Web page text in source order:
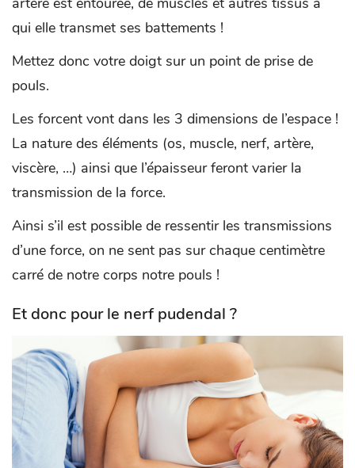
qui elle transmet ses battements !
Mettez donc votre doigt sur un point de prise de
pouls.
Les forcent vont dans les 3 dimensions de l’espace !
La nature des éléments (os, muscle, nerf, artère,
viscère, …) ainsi que l’épaisseur feront varier la
transmission de la force.
Ainsi s’il est possible de ressentir les transmissions
d’une force, on ne sent pas sur chaque centimètre
carré de notre corps notre pouls !
Et donc pour le nerf pudendal ?